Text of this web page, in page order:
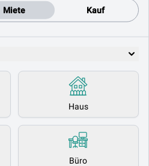
Miete Kauf
Haus
Büro